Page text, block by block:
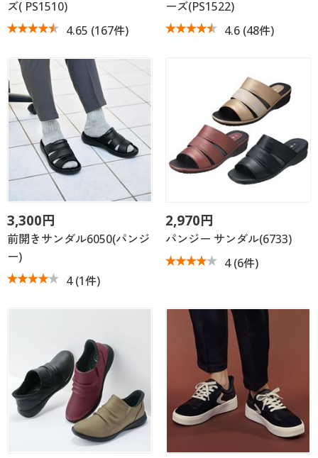
ズ( PS1510)
4.65 (167件)
ーズ(PS1522)
4.6(48件)
3,300円
前開きサンダル6050(パンジ
ー)
4(1件)
2,970円
パンジー サンダル(6733)
4(6件)